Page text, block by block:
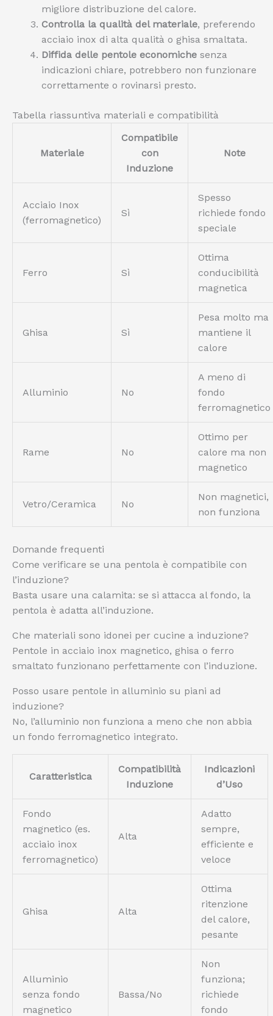
migliore distribuzione del calore.
Controlla la qualità del materiale, preferendo
acciaio inox di alta qualità o ghisa smaltata.
Diffida delle pentole economiche senza
indicazioni chiare, potrebbero non funzionare
correttamente o rovinarsi presto.
Tabella riassuntiva materiali e compatibilità
Materiale
Compatibile
con
Induzione
Note
Acciaio Inox
(ferromagnetico)
Sì
Spesso
richiede fondo
speciale
Ferro Sì
Ottima
conducibilità
magnetica
Ghisa Sì
Pesa molto ma
mantiene il
calore
Alluminio No
A meno di
fondo
ferromagnetico
Rame No
Ottimo per
calore ma non
magnetico
Vetro/Ceramica No
Non magnetici,
non funziona
Domande frequenti
Come verificare se una pentola è compatibile con
l’induzione?
Basta usare una calamita: se si attacca al fondo, la
pentola è adatta all’induzione.
Che materiali sono idonei per cucine a induzione?
Pentole in acciaio inox magnetico, ghisa o ferro
smaltato funzionano perfettamente con l’induzione.
Posso usare pentole in alluminio su piani ad
induzione?
No, l’alluminio non funziona a meno che non abbia
un fondo ferromagnetico integrato.
Caratteristica
Compatibilità
Induzione
Indicazioni
d’Uso
Fondo
magnetico (es.
acciaio inox
ferromagnetico)
Alta
Adatto
sempre,
efficiente e
veloce
Ghisa Alta
Ottima
ritenzione
del calore,
pesante
Alluminio
senza fondo
magnetico
Bassa/No
Non
funziona;
richiede
fondo